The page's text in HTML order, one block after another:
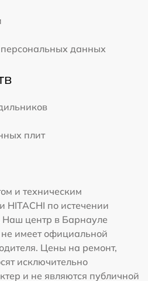
персональных данных
плит
и техническим
HITACHI по истечении
Наш центр в Барнауле
имеет официальной
Цены на ремонт,
исключительно
и не являются публичной